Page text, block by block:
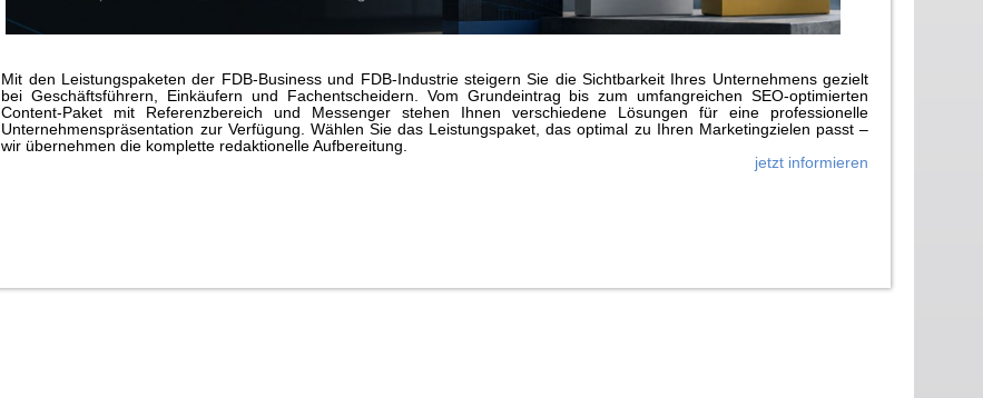
Mit den Leistungspaketen der FDB-Business und FDB-Industrie steigern Sie die Sichtbarkeit Ihres Unternehmens gezielt
bei Geschäftsführern, Einkäufern und Fachentscheidern. Vom Grundeintrag bis zum umfangreichen SEO-optimierten
Content-Paket mit Referenzbereich und Messenger stehen Ihnen verschiedene Lösungen für eine professionelle
Unternehmenspräsentation zur Verfügung. Wählen Sie das Leistungspaket, das optimal zu Ihren Marketingzielen passt –
wir übernehmen die komplette redaktionelle Aufbereitung.
jetzt informieren